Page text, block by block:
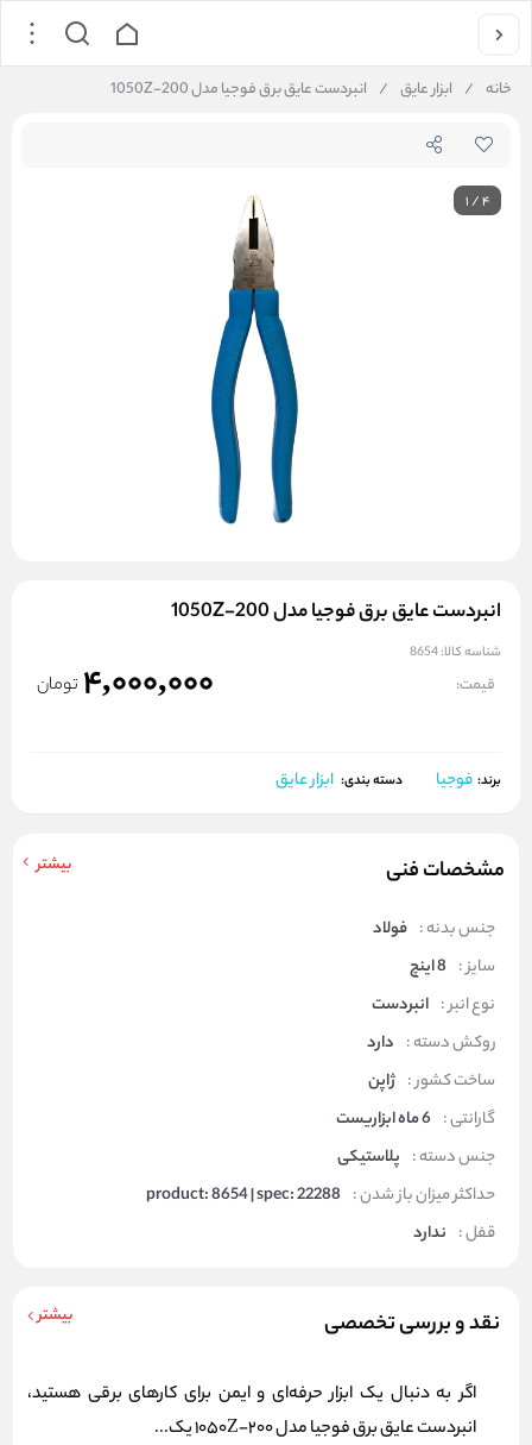
خانه / ابزار عایق / انبردست عایق برق فوجیا مدل 1050Z-200
1/4
انبردست عایق برق فوجیا مدل 1050Z-200
شناسه کالا:8654
قیمت: 4,000,000 تومان
برند: فوجیا دسته بندی: ابزار عایق
مشخصات فنی بیشتر
جنس بدنه : فولاد
سایز : 8 اینچ
نوع انبر : انبردست
روکش دسته : دارد
ساخت کشور : ژاپن
گارانتی : 6 ماه ابزاریست
جنس دسته : پلاستیکی
حداکثر میزان باز شدن : product: 8654 | spec: 22288
قفل : ندارد
نقد و بررسی تخصصی بیشتر
اگر به دنبال یک ابزار حرفه‌ای و ایمن برای کارهای برقی هستید،
انبردست عایق برق فوجیا مدل 1050Z-200 یک...